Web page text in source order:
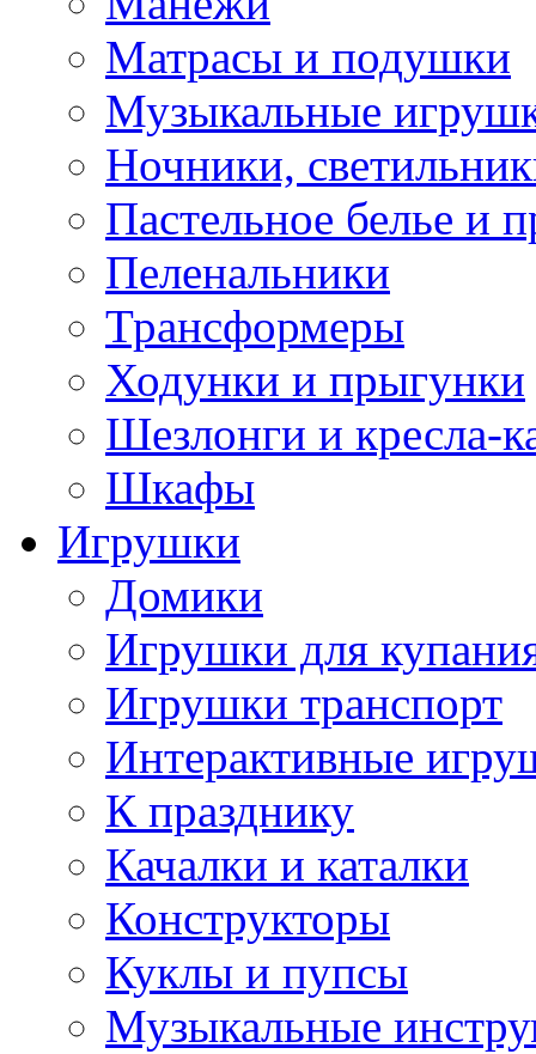
Матрасы и подушки
Музыкальные
Ночники,
Пастельное белье и
Пеленальники
Трансформеры
Ходунки и прыгунки
Шезлонги и кресла-
Шкафы
Игрушки
Домики
Игрушки для
Игрушки транспорт
Интерактивные
К празднику
Качалки и каталки
Конструкторы
Куклы и пупсы
Музыкальные